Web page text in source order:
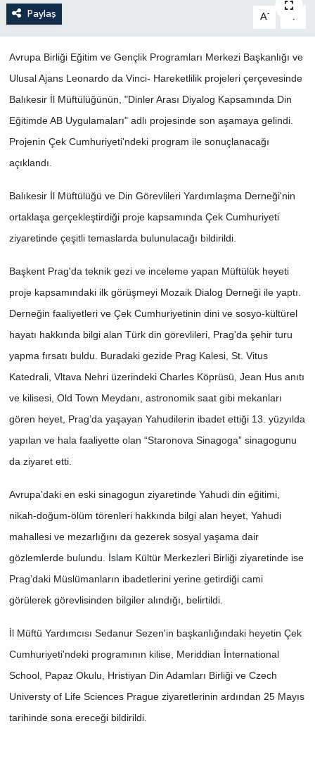
Paylaş A- A
Avrupa Birliği Eğitim ve Gençlik Programları Merkezi Başkanlığı ve
Ulusal Ajans Leonardo da Vinci- Hareketlilik projeleri çerçevesinde
Balıkesir İl Müftülüğünün, "Dinler Arası Diyalog Kapsamında Din
Eğitimde AB Uygulamaları" adlı projesinde son aşamaya gelindi.
Projenin Çek Cumhuriyeti'ndeki program ile sonuçlanacağı
açıklandı.
Balıkesir İl Müftülüğü ve Din Görevlileri Yardımlaşma Derneği'nin
ortaklaşa gerçekleştirdiği proje kapsamında Çek Cumhuriyeti
ziyaretinde çeşitli temaslarda bulunulacağı bildirildi.
Başkent Prag'da teknik gezi ve inceleme yapan Müftülük heyeti
proje kapsamındaki ilk görüşmeyi Mozaik Dialog Derneği ile yaptı.
Derneğin faaliyetleri ve Çek Cumhuriyetinin dini ve sosyo-kültürel
hayatı hakkında bilgi alan Türk din görevlileri, Prag'da şehir turu
yapma fırsatı buldu. Buradaki gezide Prag Kalesi, St. Vitus
Katedrali, Vltava Nehri üzerindeki Charles Köprüsü, Jean Hus anıtı
ve kilisesi, Old Town Meydanı, astronomik saat gibi mekanları
gören heyet, Prag’da yaşayan Yahudilerin ibadet ettiği 13. yüzyılda
yapılan ve hala faaliyette olan “Staronova Sinagoga” sinagogunu
da ziyaret etti.
Avrupa'daki en eski sinagogun ziyaretinde Yahudi din eğitimi,
nikah-doğum-ölüm törenleri hakkında bilgi alan heyet, Yahudi
mahallesi ve mezarlığını da gezerek sosyal yaşama dair
gözlemlerde bulundu. İslam Kültür Merkezleri Birliği ziyaretinde ise
Prag’daki Müslümanların ibadetlerini yerine getirdiği cami
görülerek görevlisinden bilgiler alındığı, belirtildi.
İl Müftü Yardımcısı Sedanur Sezen'in başkanlığındaki heyetin Çek
Cumhuriyeti'ndeki programının kilise, Meriddian İnternational
School, Papaz Okulu, Hristiyan Din Adamları Birliği ve Czech
Universty of Life Sciences Prague ziyaretlerinin ardından 25 Mayıs
tarihinde sona ereceği bildirildi.